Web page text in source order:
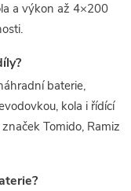
a výkon až 4×200
baterie,
kola i řídící
Tomido, Ramiz